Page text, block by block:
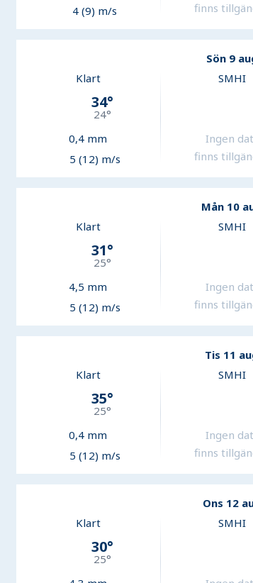
4 (9) m/s
finns
Sön 9
Klart
34°
24°
0,4 mm
5 (12) m/s
SMHI
Ingen
finns
Mån 10
Klart
31°
25°
4,5 mm
5 (12) m/s
SMHI
Ingen
finns
Tis 11
Klart
35°
25°
0,4 mm
5 (12) m/s
SMHI
Ingen
finns
Ons 12
Klart
30°
25°
SMHI